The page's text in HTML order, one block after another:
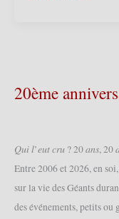
–
Présentation
des
Géants
(30/01/2010)
20ème
𝑄𝑢𝑖 𝑙’𝑒𝑢𝑡 𝑐𝑟𝑢 ? 20 𝑎𝑛𝑠, 20
Entre 2006 et 2026, en soi,
sur la vie des Géants
des événements, petits ou